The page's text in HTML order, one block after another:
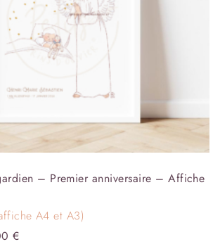
– Premier anniversaire – Affiche
A4 et A3)
€